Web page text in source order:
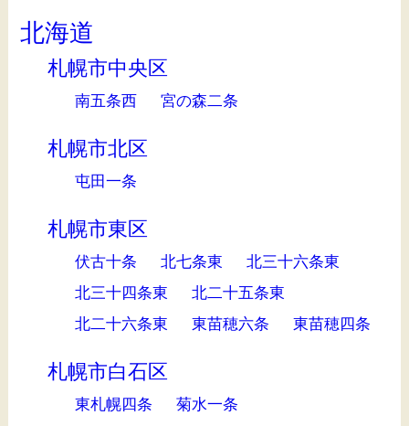
北海道
札幌市中央区
南五条西 宮の森二条
札幌市北区
屯田一条
札幌市東区
伏古十条 北七条東
北三十六条東
北三十四条東
北二十五条東
北二十六条東
東苗穂六条 東苗穂四条
札幌市白石区
東札幌四条 菊水一条